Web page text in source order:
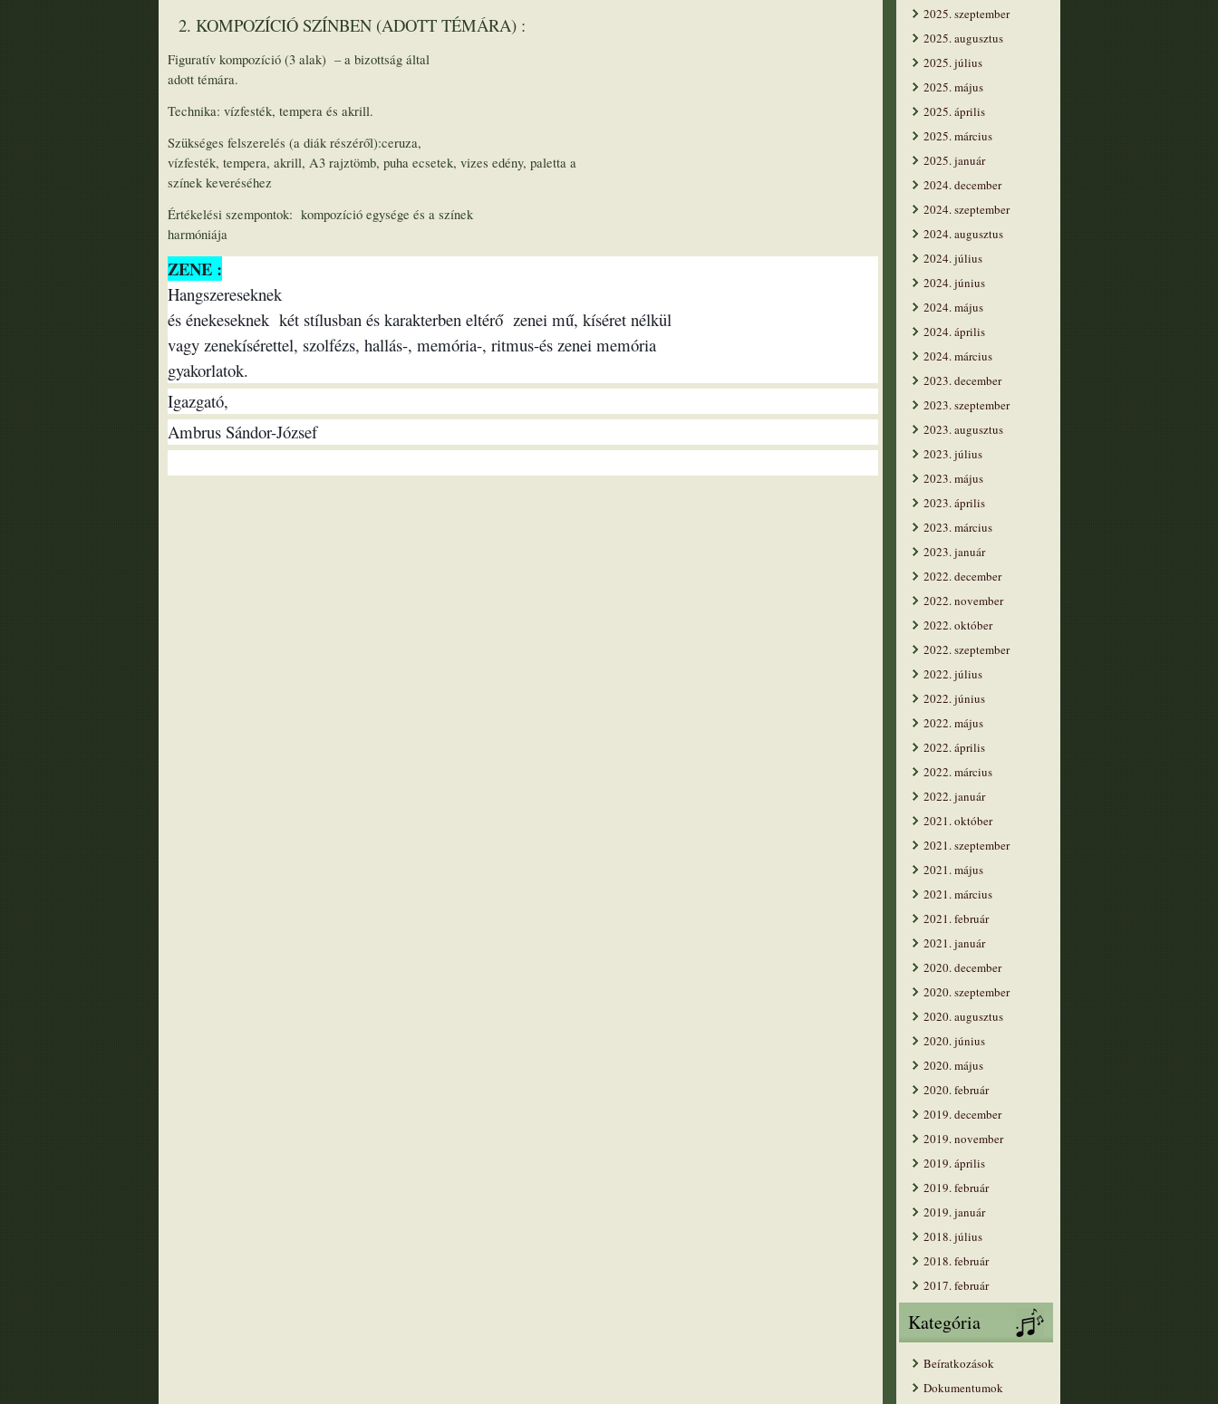
2. KOMPOZÍCIÓ SZÍNBEN (ADOTT TÉMÁRA) :
Figuratív kompozíció (3 alak) – a bizottság által
adott témára.
Technika: vízfesték, tempera és akrill.
Szükséges felszerelés (a diák részéről):ceruza,
vízfesték, tempera, akrill, A3 rajztömb, puha ecsetek, vizes edény, paletta a
színek keveréséhez
Értékelési szempontok: kompozíció egysége és a színek
harmóniája
ZENE :
Hangszereseknek
és énekeseknek két stílusban és karakterben eltérő zenei mű, kíséret nélkül
vagy zenekísérettel, szolfézs, hallás-, memória-, ritmus-és zenei memória
gyakorlatok.
Igazgató,
Ambrus Sándor-József
2025. szeptember
2025. augusztus
2025. július
2025. május
2025. április
2025. március
2025. január
2024. december
2024. szeptember
2024. augusztus
2024. július
2024. június
2024. május
2024. április
2024. március
2023. december
2023. szeptember
2023. augusztus
2023. július
2023. május
2023. április
2023. március
2023. január
2022. december
2022. november
2022. október
2022. szeptember
2022. július
2022. június
2022. május
2022. április
2022. március
2022. január
2021. október
2021. szeptember
2021. május
2021. március
2021. február
2021. január
2020. december
2020. szeptember
2020. augusztus
2020. június
2020. május
2020. február
2019. december
2019. november
2019. április
2019. február
2019. január
2018. július
2018. február
2017. február
Kategória
Beíratkozások
Dokumentumok